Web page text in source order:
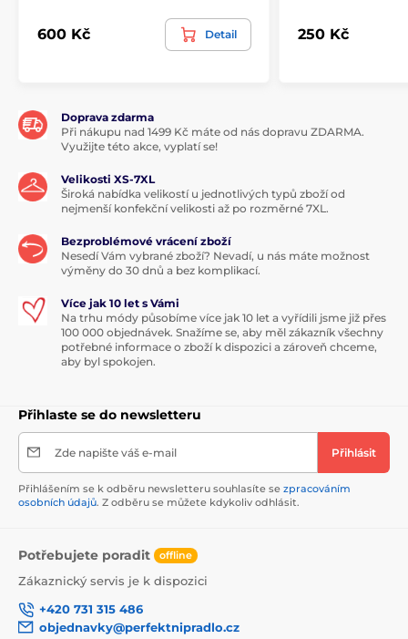
600 Kč Detail 250 Kč
Doprava zdarma
Při nákupu nad 1499 Kč máte od nás dopravu ZDARMA.
Využijte této akce, vyplatí se!
Velikosti XS-7XL
Široká nabídka velikostí u jednotlivých typů zboží od
nejmenší konfekční velikosti až po rozměrné 7XL.
Bezproblémové vrácení zboží
Nesedí Vám vybrané zboží? Nevadí, u nás máte možnost
výměny do 30 dnů a bez komplikací.
Více jak 10 let s Vámi
Na trhu módy působíme více jak 10 let a vyřídili jsme již přes
100 000 objednávek. Snažíme se, aby měl zákazník všechny
potřebné informace o zboží k dispozici a zároveň chceme,
aby byl spokojen.
Přihlaste se do newsletteru
Zde napište váš e-mail Přihlásit
Přihlášením se k odběru newsletteru souhlasíte se zpracováním
osobních údajů. Z odběru se můžete kdykoliv odhlásit.
Potřebujete poradit offline
Zákaznický servis je k dispozici
+420 731 315 486
objednavky@perfektnipradlo.cz